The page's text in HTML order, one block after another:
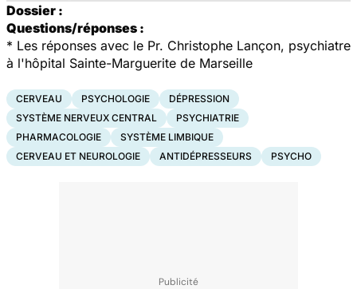
Dossier :
Questions/réponses :
* Les réponses avec le Pr. Christophe Lançon, psychiatre
à l'hôpital Sainte-Marguerite de Marseille
CERVEAU PSYCHOLOGIE
DÉPRESSION
SYSTÈME NERVEUX CENTRAL
PSYCHIATRIE
PHARMACOLOGIE
SYSTÈME LIMBIQUE
CERVEAU ET NEUROLOGIE
ANTIDÉPRESSEURS PSYCHO